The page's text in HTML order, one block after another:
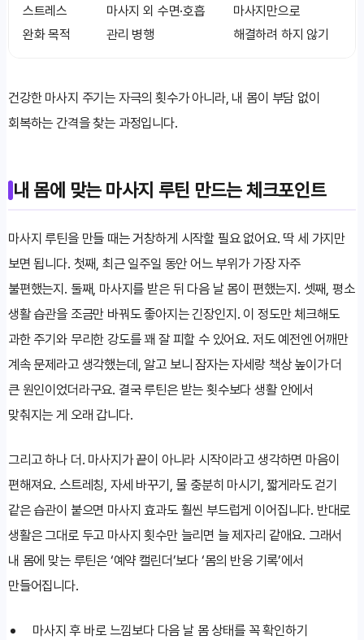
스트레스
완화 목적
마사지 외 수면·호흡
관리 병행
마사지만으로
해결하려 하지 않기
건강한 마사지 주기는 자극의 횟수가 아니라, 내 몸이 부담 없이
회복하는 간격을 찾는 과정입니다.
내 몸에 맞는 마사지 루틴 만드는 체크포인트
마사지 루틴을 만들 때는 거창하게 시작할 필요 없어요. 딱 세 가지만
보면 됩니다. 첫째, 최근 일주일 동안 어느 부위가 가장 자주
불편했는지. 둘째, 마사지를 받은 뒤 다음 날 몸이 편했는지. 셋째, 평소
생활 습관을 조금만 바꿔도 좋아지는 긴장인지. 이 정도만 체크해도
과한 주기와 무리한 강도를 꽤 잘 피할 수 있어요. 저도 예전엔 어깨만
계속 문제라고 생각했는데, 알고 보니 잠자는 자세랑 책상 높이가 더
큰 원인이었더라구요. 결국 루틴은 받는 횟수보다 생활 안에서
맞춰지는 게 오래 갑니다.
그리고 하나 더. 마사지가 끝이 아니라 시작이라고 생각하면 마음이
편해져요. 스트레칭, 자세 바꾸기, 물 충분히 마시기, 짧게라도 걷기
같은 습관이 붙으면 마사지 효과도 훨씬 부드럽게 이어집니다. 반대로
생활은 그대로 두고 마사지 횟수만 늘리면 늘 제자리 같애요. 그래서
내 몸에 맞는 루틴은 ‘예약 캘린더’보다 ‘몸의 반응 기록’에서
만들어집니다.
마사지 후 바로 느낌보다 다음 날 몸 상태를 꼭 확인하기